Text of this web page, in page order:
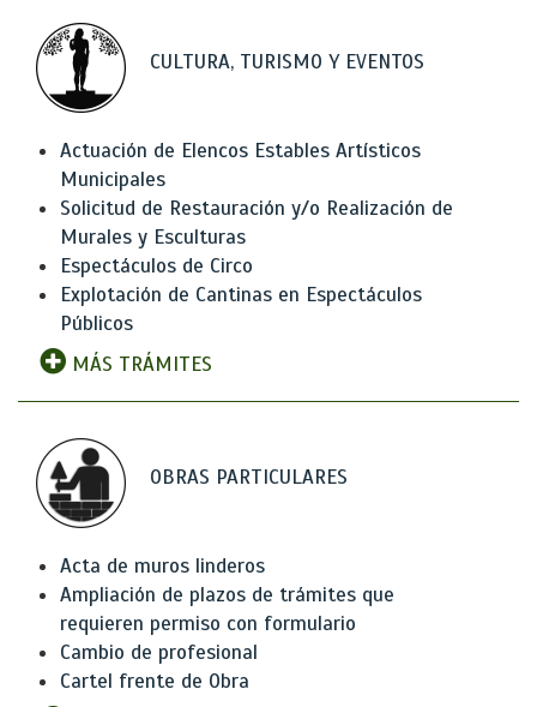
CULTURA, TURISMO Y EVENTOS
Actuación de Elencos Estables Artísticos
Municipales
Solicitud de Restauración y/o Realización de
Murales y Esculturas
Espectáculos de Circo
Explotación de Cantinas en Espectáculos
Públicos
MÁS TRÁMITES
OBRAS PARTICULARES
Acta de muros linderos
Ampliación de plazos de trámites que
requieren permiso con formulario
Cambio de profesional
Cartel frente de Obra